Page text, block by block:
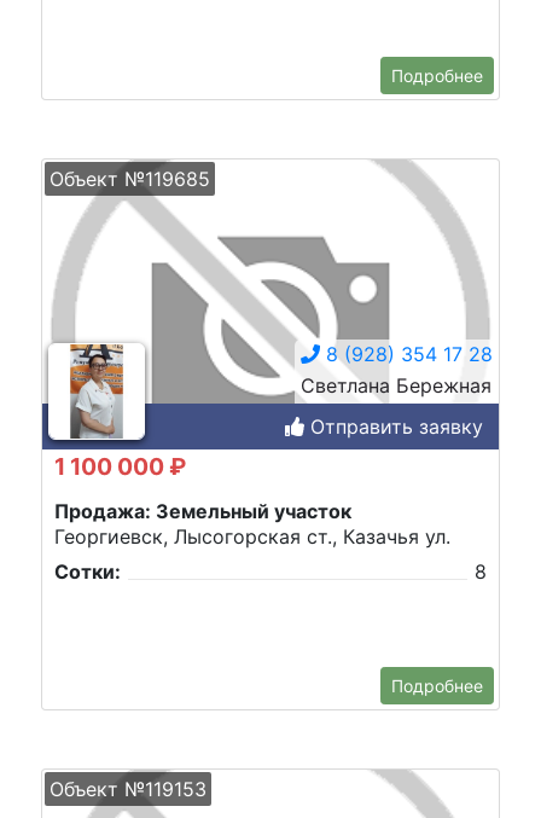
Подробнее
Объект №119685
8 (928) 354 17 28
Светлана Бережная
Отправить заявку
1 100 000 ₽
Продажа: Земельный участок
Георгиевск, Лысогорская ст., Казачья ул.
Сотки:
8
Подробнее
Объект №119153